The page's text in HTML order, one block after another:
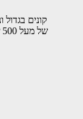
קונים